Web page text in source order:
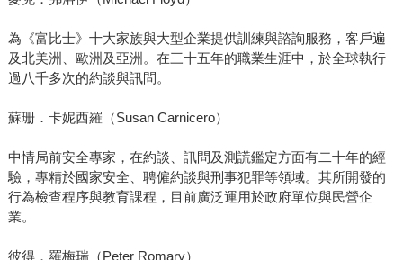
為《富比士》十大家族與大型企業提供訓練與諮詢服務，客戶遍
及北美洲、歐洲及亞洲。在三十五年的職業生涯中，於全球執行
過八千多次的約談與訊問。
蘇珊．卡妮西羅（Susan Carnicero）
中情局前安全專家，在約談、訊問及測謊鑑定方面有二十年的經
驗，專精於國家安全、聘僱約談與刑事犯罪等領域。其所開發的
行為檢查程序與教育課程，目前廣泛運用於政府單位與民營企
業。
彼得．羅梅瑞（Peter Romary）